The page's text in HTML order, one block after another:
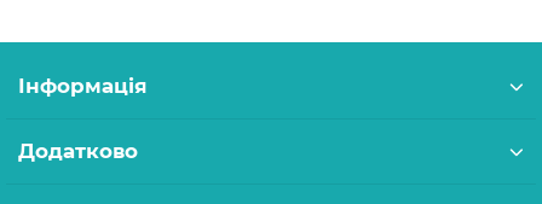
Інформація
Додатково